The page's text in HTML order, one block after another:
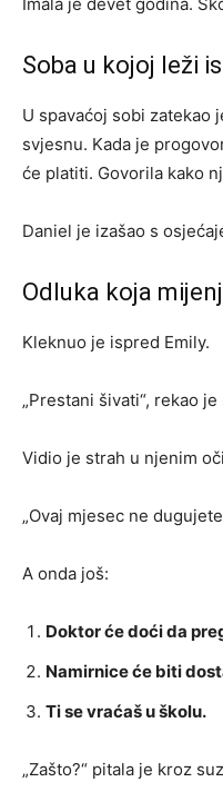
Imala je devet godina.
Soba u kojoj leži
U spavaćoj sobi zatekao
svjesnu. Kada je
će platiti. Govorila kako
Daniel je izašao s
Odluka koja
Kleknuo je ispred Emily.
„Prestani šivati“, rekao
Vidio je strah u njenim
„Ovaj mjesec ne
A onda još:
Doktor će doći da
Namirnice će biti
Ti se vraćaš u školu.
„Zašto?“ pitala je kroz